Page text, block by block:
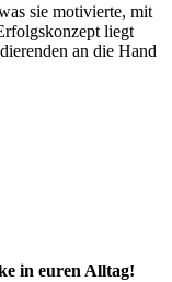
sie motivierte, mit
liegt
an die Hand
in euren Alltag!